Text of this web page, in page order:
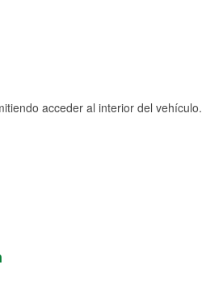
acceder al interior del vehículo.